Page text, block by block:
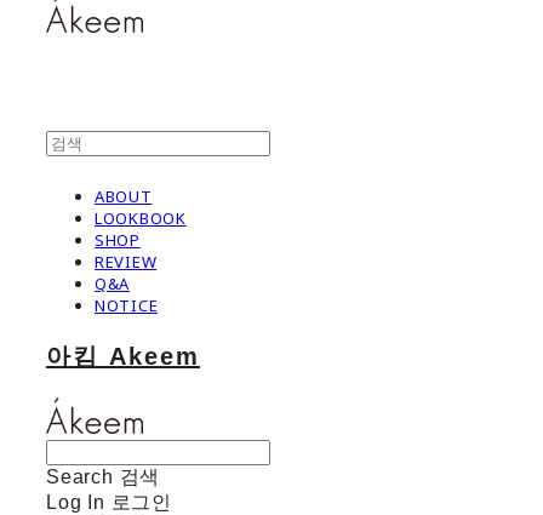
ABOUT
LOOKBOOK
SHOP
REVIEW
Q&A
NOTICE
아킴 Akeem
Search 검색
Log In 로그인